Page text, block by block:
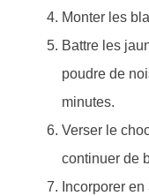
Monter les
Battre les
poudre de
minutes.
Verser le
continuer de
Incorporer